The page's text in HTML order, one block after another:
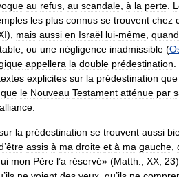
au refus au scandale à la perte
les plus connus se trouvent chez
), mais aussi en Israël lui-même quand
ou une négligence inadmissible (
appellera la double prédestination
explicites sur la prédestination que
que le Nouveau Testament atténue par
alliance
la prédestination se trouvent aussi
’être assis à ma droite et à ma gauche
mon Père l’a réservé» (Matth XX 23